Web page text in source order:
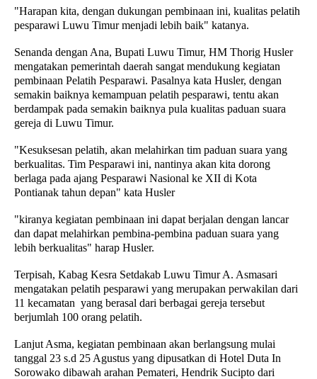
"Harapan kita, dengan dukungan pembinaan ini, kualitas pelatih
pesparawi Luwu Timur menjadi lebih baik" katanya.
Senanda dengan Ana, Bupati Luwu Timur, HM Thorig Husler
mengatakan pemerintah daerah sangat mendukung kegiatan
pembinaan Pelatih Pesparawi. Pasalnya kata Husler, dengan
semakin baiknya kemampuan pelatih pesparawi, tentu akan
berdampak pada semakin baiknya pula kualitas paduan suara
gereja di Luwu Timur.
"Kesuksesan pelatih, akan melahirkan tim paduan suara yang
berkualitas. Tim Pesparawi ini, nantinya akan kita dorong
berlaga pada ajang Pesparawi Nasional ke XII di Kota
Pontianak tahun depan" kata Husler
"kiranya kegiatan pembinaan ini dapat berjalan dengan lancar
dan dapat melahirkan pembina-pembina paduan suara yang
lebih berkualitas" harap Husler.
Terpisah, Kabag Kesra Setdakab Luwu Timur A. Asmasari
mengatakan pelatih pesparawi yang merupakan perwakilan dari
11 kecamatan yang berasal dari berbagai gereja tersebut
berjumlah 100 orang pelatih.
Lanjut Asma, kegiatan pembinaan akan berlangsung mulai
tanggal 23 s.d 25 Agustus yang dipusatkan di Hotel Duta In
Sorowako dibawah arahan Pemateri, Hendrik Sucipto dari